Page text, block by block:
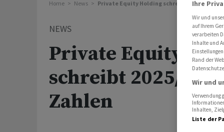
Home News Private Equity Holding schreibt 2025/26 rote
NEWS
Private Equity
schreibt 2025/26
Zahlen
Ihre
Wir und
auf Ihrem
verarbeiten
Inhalte und
Rand der
Wir und
Verwendung
Inhalten,
Liste der